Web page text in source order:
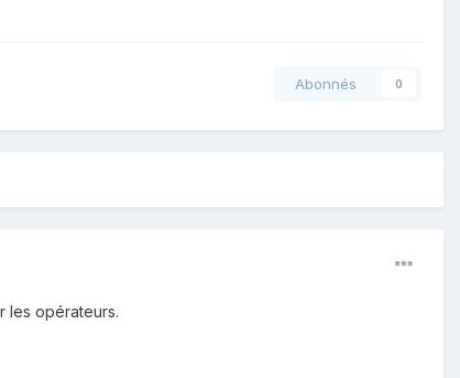
Abonnés 0
les opérateurs.